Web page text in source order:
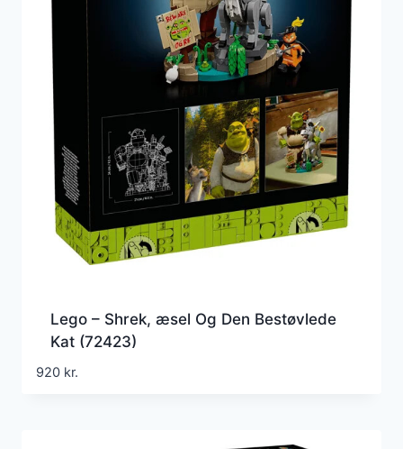
Lego – Shrek, æsel Og Den Bestøvlede
Kat (72423)
920 kr.